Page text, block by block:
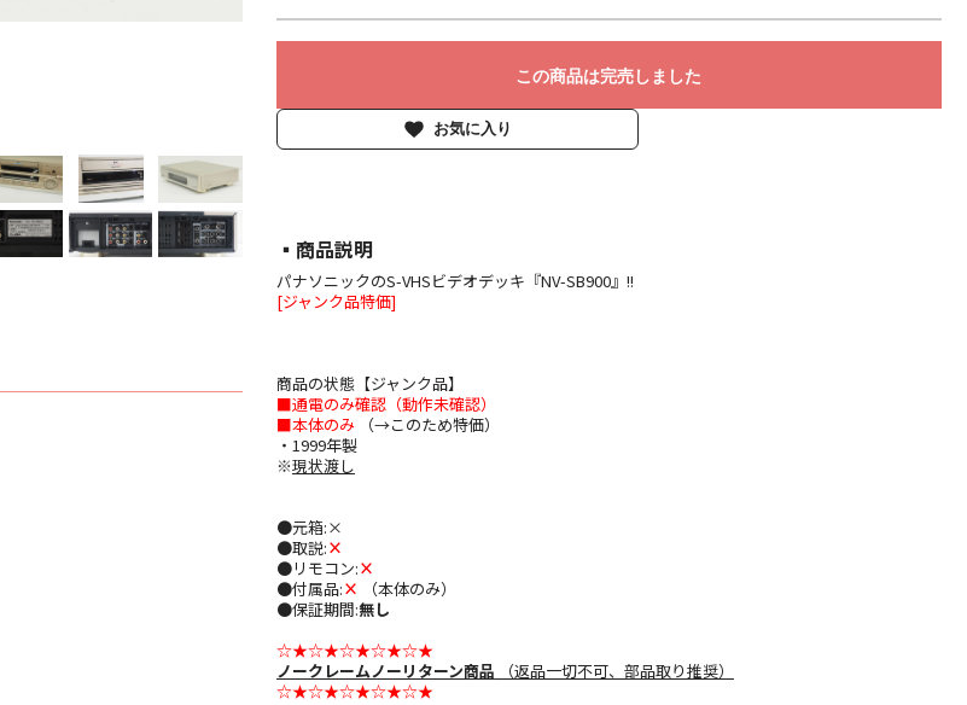
この商品は完売しました
お気に入り
▪︎商品説明
パナソニックのS-VHSビデオデッキ『NV-SB900』!!
[ジャンク品特価]
商品の状態【ジャンク品】
■通電のみ確認（動作未確認）
■本体のみ（→このため特価）
・1999年製
※現状渡し
●元箱:×
●取説:×
●リモコン:×
●付属品:×
（本体のみ）
●保証期間:無し
☆★☆★☆★☆★☆★
ノークレームノーリターン商品 （返品一切不可、部品取り推奨）
☆★☆★☆★☆★☆★